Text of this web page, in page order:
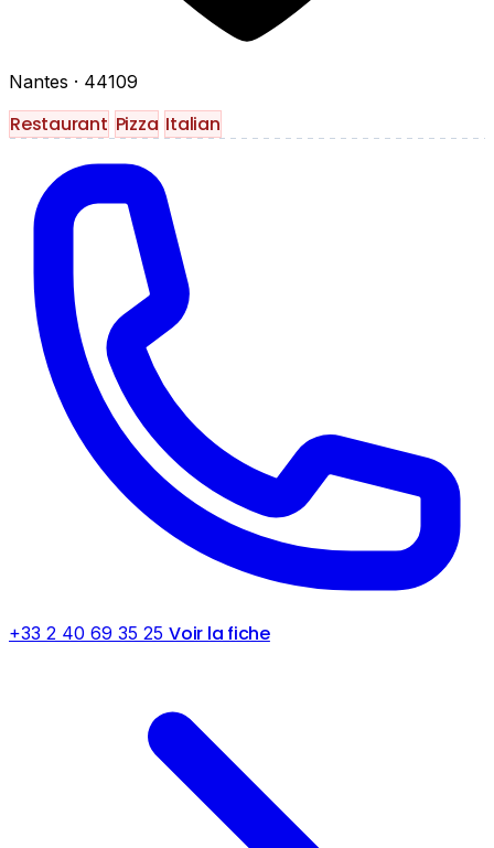
Nantes · 44109
Restaurant Pizza Italian
+33 2 40 69 35 25 Voir la fiche